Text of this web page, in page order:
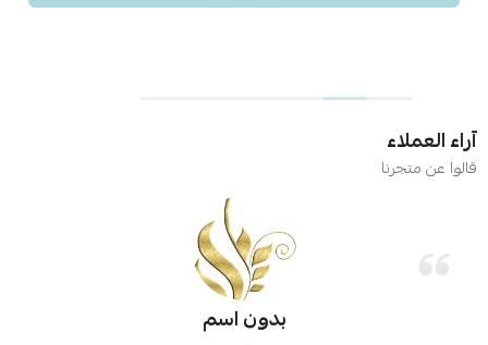
آراء العملاء
قالوا عن متجرنا
بدون اسم